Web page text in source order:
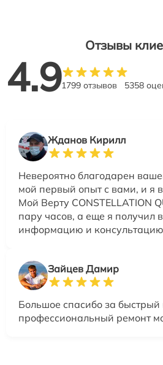
Отзывы
4.91799 отзывов 5358
Жданов Кирилл
Невероятно благодарен
мой первый опыт с вами, и я
Мой Верту CONSTELLATION
пару часов, а еще я получил
информацию и
Зайцев Дамир
Большое спасибо за быстрый
профессиональный ремонт